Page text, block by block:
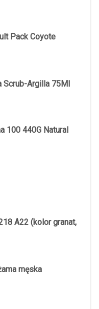
Pack Coyote
Scrub-Argilla 75Ml
100 440G Natural
A22 (kolor granat,
męska